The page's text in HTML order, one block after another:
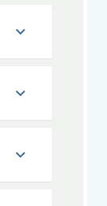
expand_more
expand_more
expand_more